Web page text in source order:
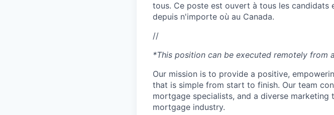
tous. Ce poste est ouvert à tous les
depuis n'importe où au Canada.
//
*This position can be executed remotely from
Our mission is to provide a positive,
that is simple from start to finish. Our team
mortgage specialists, and a diverse
mortgage industry.